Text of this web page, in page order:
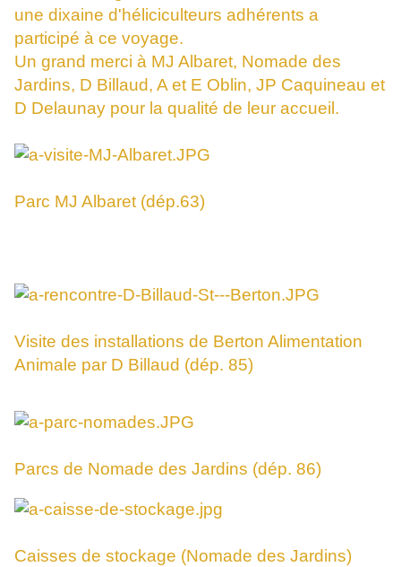
une dixaine d'héliciculteurs adhérents a
participé à ce voyage.
Un grand merci à MJ Albaret, Nomade des
Jardins, D Billaud, A et E Oblin, JP Caquineau et
D Delaunay pour la qualité de leur accueil.
Parc MJ Albaret (dép.63)
Visite des installations de Berton Alimentation
Animale par D Billaud (dép. 85)
Parcs de Nomade des Jardins (dép. 86)
Caisses de stockage (Nomade des Jardins)